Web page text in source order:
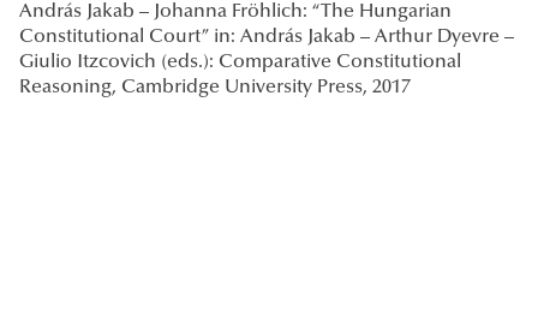
András Jakab – Johanna Fröhlich: “The Hungarian
Constitutional Court” in: András Jakab – Arthur Dyevre –
Giulio Itzcovich (eds.): Comparative Constitutional
Reasoning, Cambridge University Press, 2017